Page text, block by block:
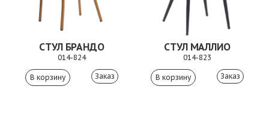
СТУЛ БРАНДО
014-824
Заказ
СТУЛ МАЛЛИО
014-823
Заказ